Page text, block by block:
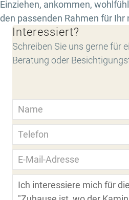
Einziehen, ankommen,
den passenden Rahmen für Ihr
Interessiert?
Schreiben Sie uns gerne für
Beratung oder